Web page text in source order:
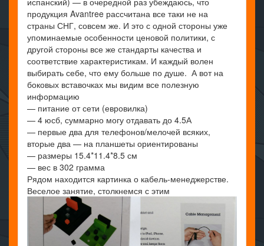
продукция Avantree рассчитана все таки не на
страны СНГ, совсем же. И это с одной стороны уже
упоминаемые особенности ценовой политики, с
другой стороны все же стандарты качества и
соответствие характеристикам. И каждый волен
выбирать себе, что ему больше по душе. А вот на
боковых вставочках мы видим все полезную
информацию
— питание от сети (евровилка)
— 4 юсб, суммарно могу отдавать до 4.5А
— первые два для телефонов/мелочей всяких,
вторые два — на планшеты ориентированы
— размеры 15.4*11.4*8.5 см
— вес в 302 грамма
Рядом находится картинка о кабель-менеджерстве.
Веселое занятие, столкнемся с этим